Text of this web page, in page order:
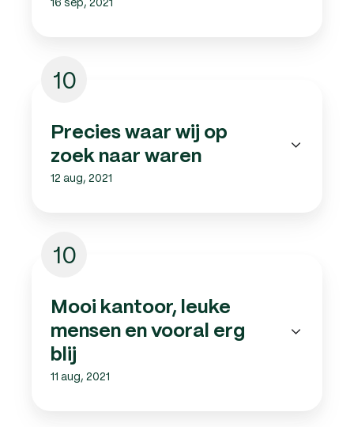
10
Precies waar wij op
zoek naar waren
12 aug, 2021
10
Mooi kantoor, leuke
mensen en vooral erg
blij
11 aug, 2021